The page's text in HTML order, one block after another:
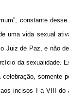
constante
uma vida sexual
Juiz de Paz, e não
da
incisos I a VIII